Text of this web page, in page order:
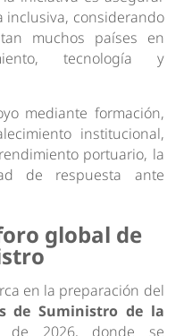
inclusiva, considerando
muchos países en
tecnología y
mediante formación,
institucional,
portuario, la
de respuesta ante
global de
en la preparación del
de Suministro de la
de 2026, donde se